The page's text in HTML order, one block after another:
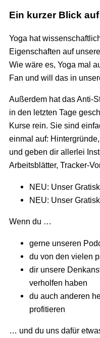
Ein kurzer Blick
Yoga hat
Eigenschaften auf
Wie wäre es, Yoga mal
Fan und will das in
Außerdem hat das Anti-
in den letzten Tage
Kurse rein. Sie sind
einmal auf:
und geben dir allerlei
Arbeitsblätter, Tracker-
NEU: Unser
NEU: Unser
Wenn du …
gerne unseren
du von den vielen
dir unsere
verholfen haben
du auch anderen
profitieren
… und du uns dafür